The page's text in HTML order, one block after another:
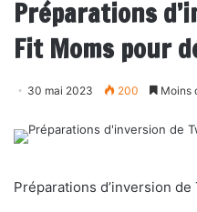
Préparations
Fit Moms pour
30 mai 2023 200 Moins
Préparations d’inversion